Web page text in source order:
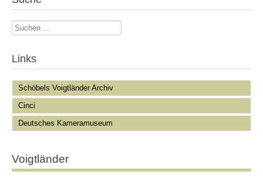
Suchen
Links
Schöbels Voigtländer Archiv
Cinci
Deutsches Kameramuseum
Voigtländer